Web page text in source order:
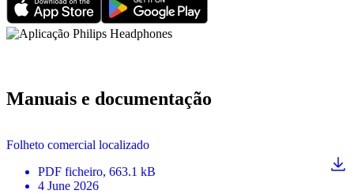
Manuais e documentação
Folheto comercial localizado
PDF ficheiro, 663.1 kB
4 June 2026